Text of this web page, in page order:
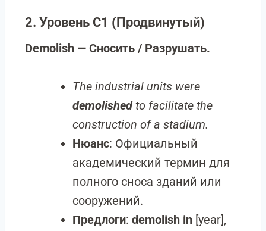
2. Уровень C1 (Продвинутый)
Demolish — Сносить / Разрушать.
The industrial units were
demolishedto facilitate the
construction of a stadium.
Нюанс: Официальный
академический термин для
полного сноса зданий или
сооружений.
Предлоги: demolish in [year],